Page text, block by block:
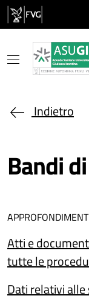
Salta al contenuto
Indietro
Bandi
Atti e
tutte le
Dati relativi